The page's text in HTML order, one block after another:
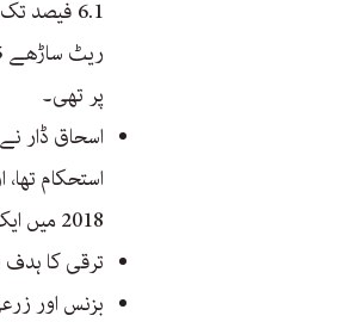
پر تھی۔
اسحاق ڈار
استحکام
2018 میں ایک سلیکٹڈ حکومت وجود میں آئی۔
ترقی کا ہدف 3 عشاریہ 5 فیصد رکھا گیا ہے۔
بزنس اور زرعی